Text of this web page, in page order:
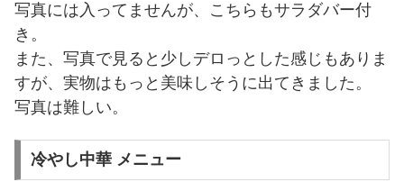
写真には入ってませんが、こちらもサラダバー付
き。
また、写真で見ると少しデロっとした感じもありま
すが、実物はもっと美味しそうに出てきました。
写真は難しい。
冷やし中華 メニュー